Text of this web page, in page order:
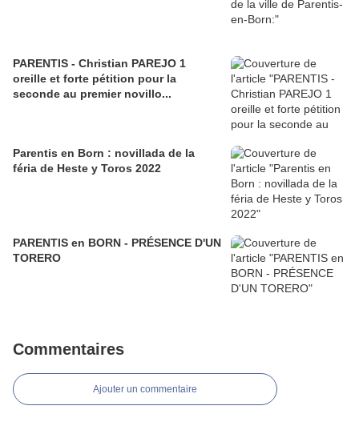
PARENTIS - Christian PAREJO 1
oreille et forte pétition pour la
seconde au premier novillo...
Parentis en Born : novillada de la
féria de Heste y Toros 2022
PARENTIS en BORN - PRÉSENCE D'UN
TORERO
Commentaires
Ajouter un commentaire